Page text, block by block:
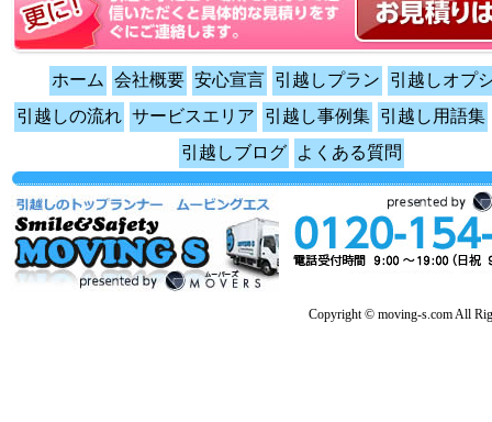
ホーム 会社概要 安心宣言 引越しプラン
引越しオプ
引越しの流れ サービスエリア 引越し事例集 引越し用語集
引越しブログ
よくある質問
Copyright © moving-s.com All